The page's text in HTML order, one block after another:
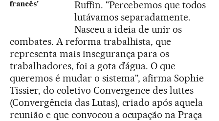
francês'
Ruffin. "Percebemos que todos
lutávamos separadamente.
Nasceu a ideia de unir os
combates. A reforma trabalhista, que
representa mais insegurança para os
trabalhadores, foi a gota d’água. O que
queremos é mudar o sistema", afirma Sophie
Tissier, do coletivo Convergence des luttes
(Convergência das Lutas), criado após aquela
reunião e que convocou a ocupação na Praça